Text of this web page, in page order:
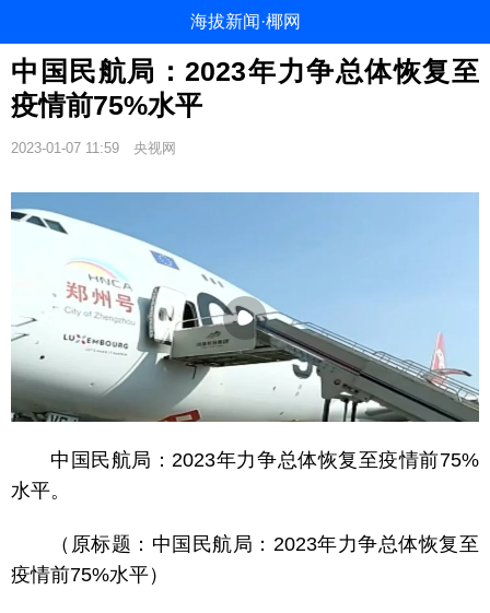
海拔新闻·椰网
中国民航局：2023年力争总体恢复至
疫情前75%水平
2023-01-07 11:59 央视网
中国民航局：2023年力争总体恢复至疫情前75%
水平。
（原标题：中国民航局：2023年力争总体恢复至
疫情前75%水平）